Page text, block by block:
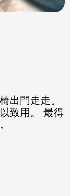
出門走走。
致用。 最得